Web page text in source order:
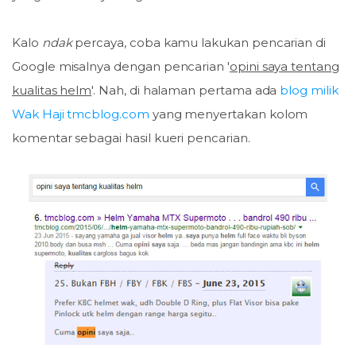
Kalo ndakpercaya, coba kamu lakukan pencarian di
Google misalnya dengan pencarian 'opini saya tentang
kualitas helm'. Nah, di halaman pertama ada blog milik
Wak Haji tmcblog.com yang menyertakan kolom
komentar sebagai hasil kueri pencarian.